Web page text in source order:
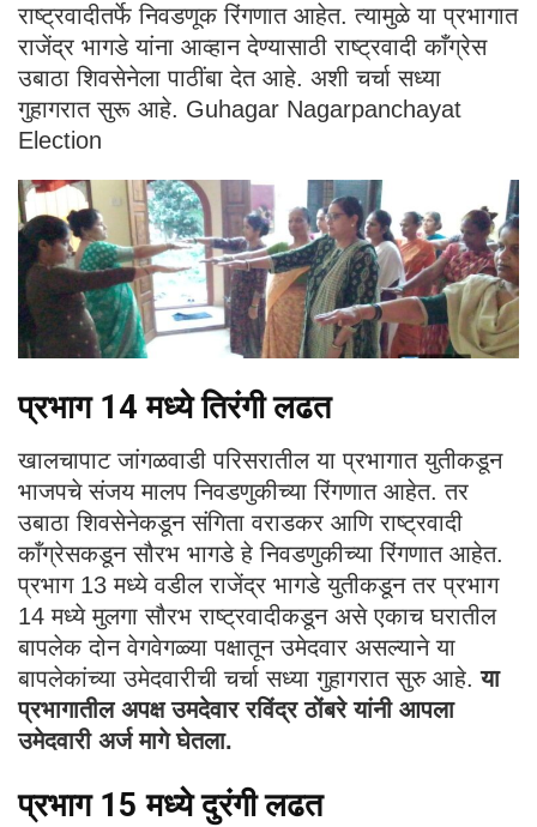
राष्ट्रवादीतर्फे निवडणूक रिंगणात आहेत. त्यामुळे या प्रभागात
राजेंद्र भागडे यांना आव्हान देण्यासाठी राष्ट्रवादी काँग्रेस
उबाठा शिवसेनेला पाठींबा देत आहे. अशी चर्चा सध्या
गुहागरात सुरू आहे. Guhagar Nagarpanchayat
Election
प्रभाग 14 मध्ये तिरंगी लढत
खालचापाट जांगळवाडी परिसरातील या प्रभागात युतीकडून
भाजपचे संजय मालप निवडणुकीच्या रिंगणात आहेत. तर
उबाठा शिवसेनेकडून संगिता वराडकर आणि राष्ट्रवादी
काँग्रेसकडून सौरभ भागडे हे निवडणुकीच्या रिंगणात आहेत.
प्रभाग 13 मध्ये वडील राजेंद्र भागडे युतीकडून तर प्रभाग
14 मध्ये मुलगा सौरभ राष्ट्रवादीकडून असे एकाच घरातील
बापलेक दोन वेगवेगळ्या पक्षातून उमेदवार असल्याने या
बापलेकांच्या उमेदवारीची चर्चा सध्या गुहागरात सुरु आहे.या
प्रभागातील अपक्ष उमदेवार रविंद्र ठोंबरे यांनी आपला
उमेदवारी अर्ज मागे घेतला.
प्रभाग 15 मध्ये दुरंगी लढत